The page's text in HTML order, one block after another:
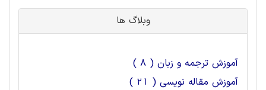
وبلاگ ها
آموزش ترجمه و زبان ( 8 )
آموزش مقاله نویسی ( 21 )